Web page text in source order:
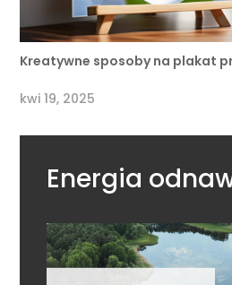
Kreatywne sposoby na plakat
kwi 19, 2025
Energia